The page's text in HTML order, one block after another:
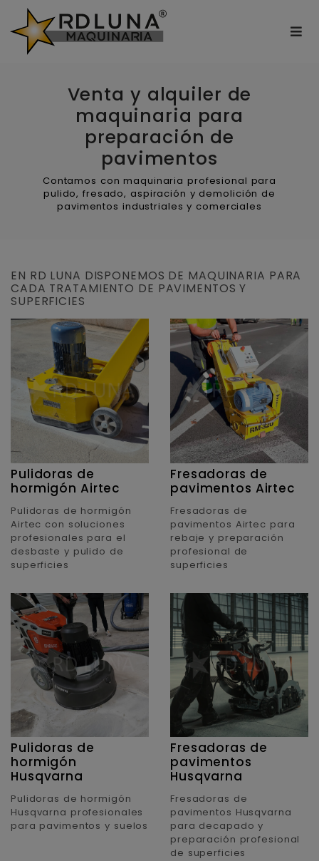
Venta y alquiler de
maquinaria para
preparación de
pavimentos
Contamos con maquinaria profesional para
pulido, fresado, aspiración y demolición de
pavimentos industriales y comerciales
EN RD LUNA DISPONEMOS DE MAQUINARIA PARA
CADA TRATAMIENTO DE PAVIMENTOS Y
SUPERFICIES
Pulidoras de
hormigón Airtec
Pulidoras de hormigón
Airtec con soluciones
profesionales para el
desbaste y pulido de
superficies
Fresadoras de
pavimentos Airtec
Fresadoras de
pavimentos Airtec para
rebaje y preparación
profesional de
superficies
Pulidoras de
hormigón
Husqvarna
Pulidoras de hormigón
Husqvarna profesionales
para pavimentos y suelos
Fresadoras de
pavimentos
Husqvarna
Fresadoras de
pavimentos Husqvarna
para decapado y
preparación profesional
de superficies